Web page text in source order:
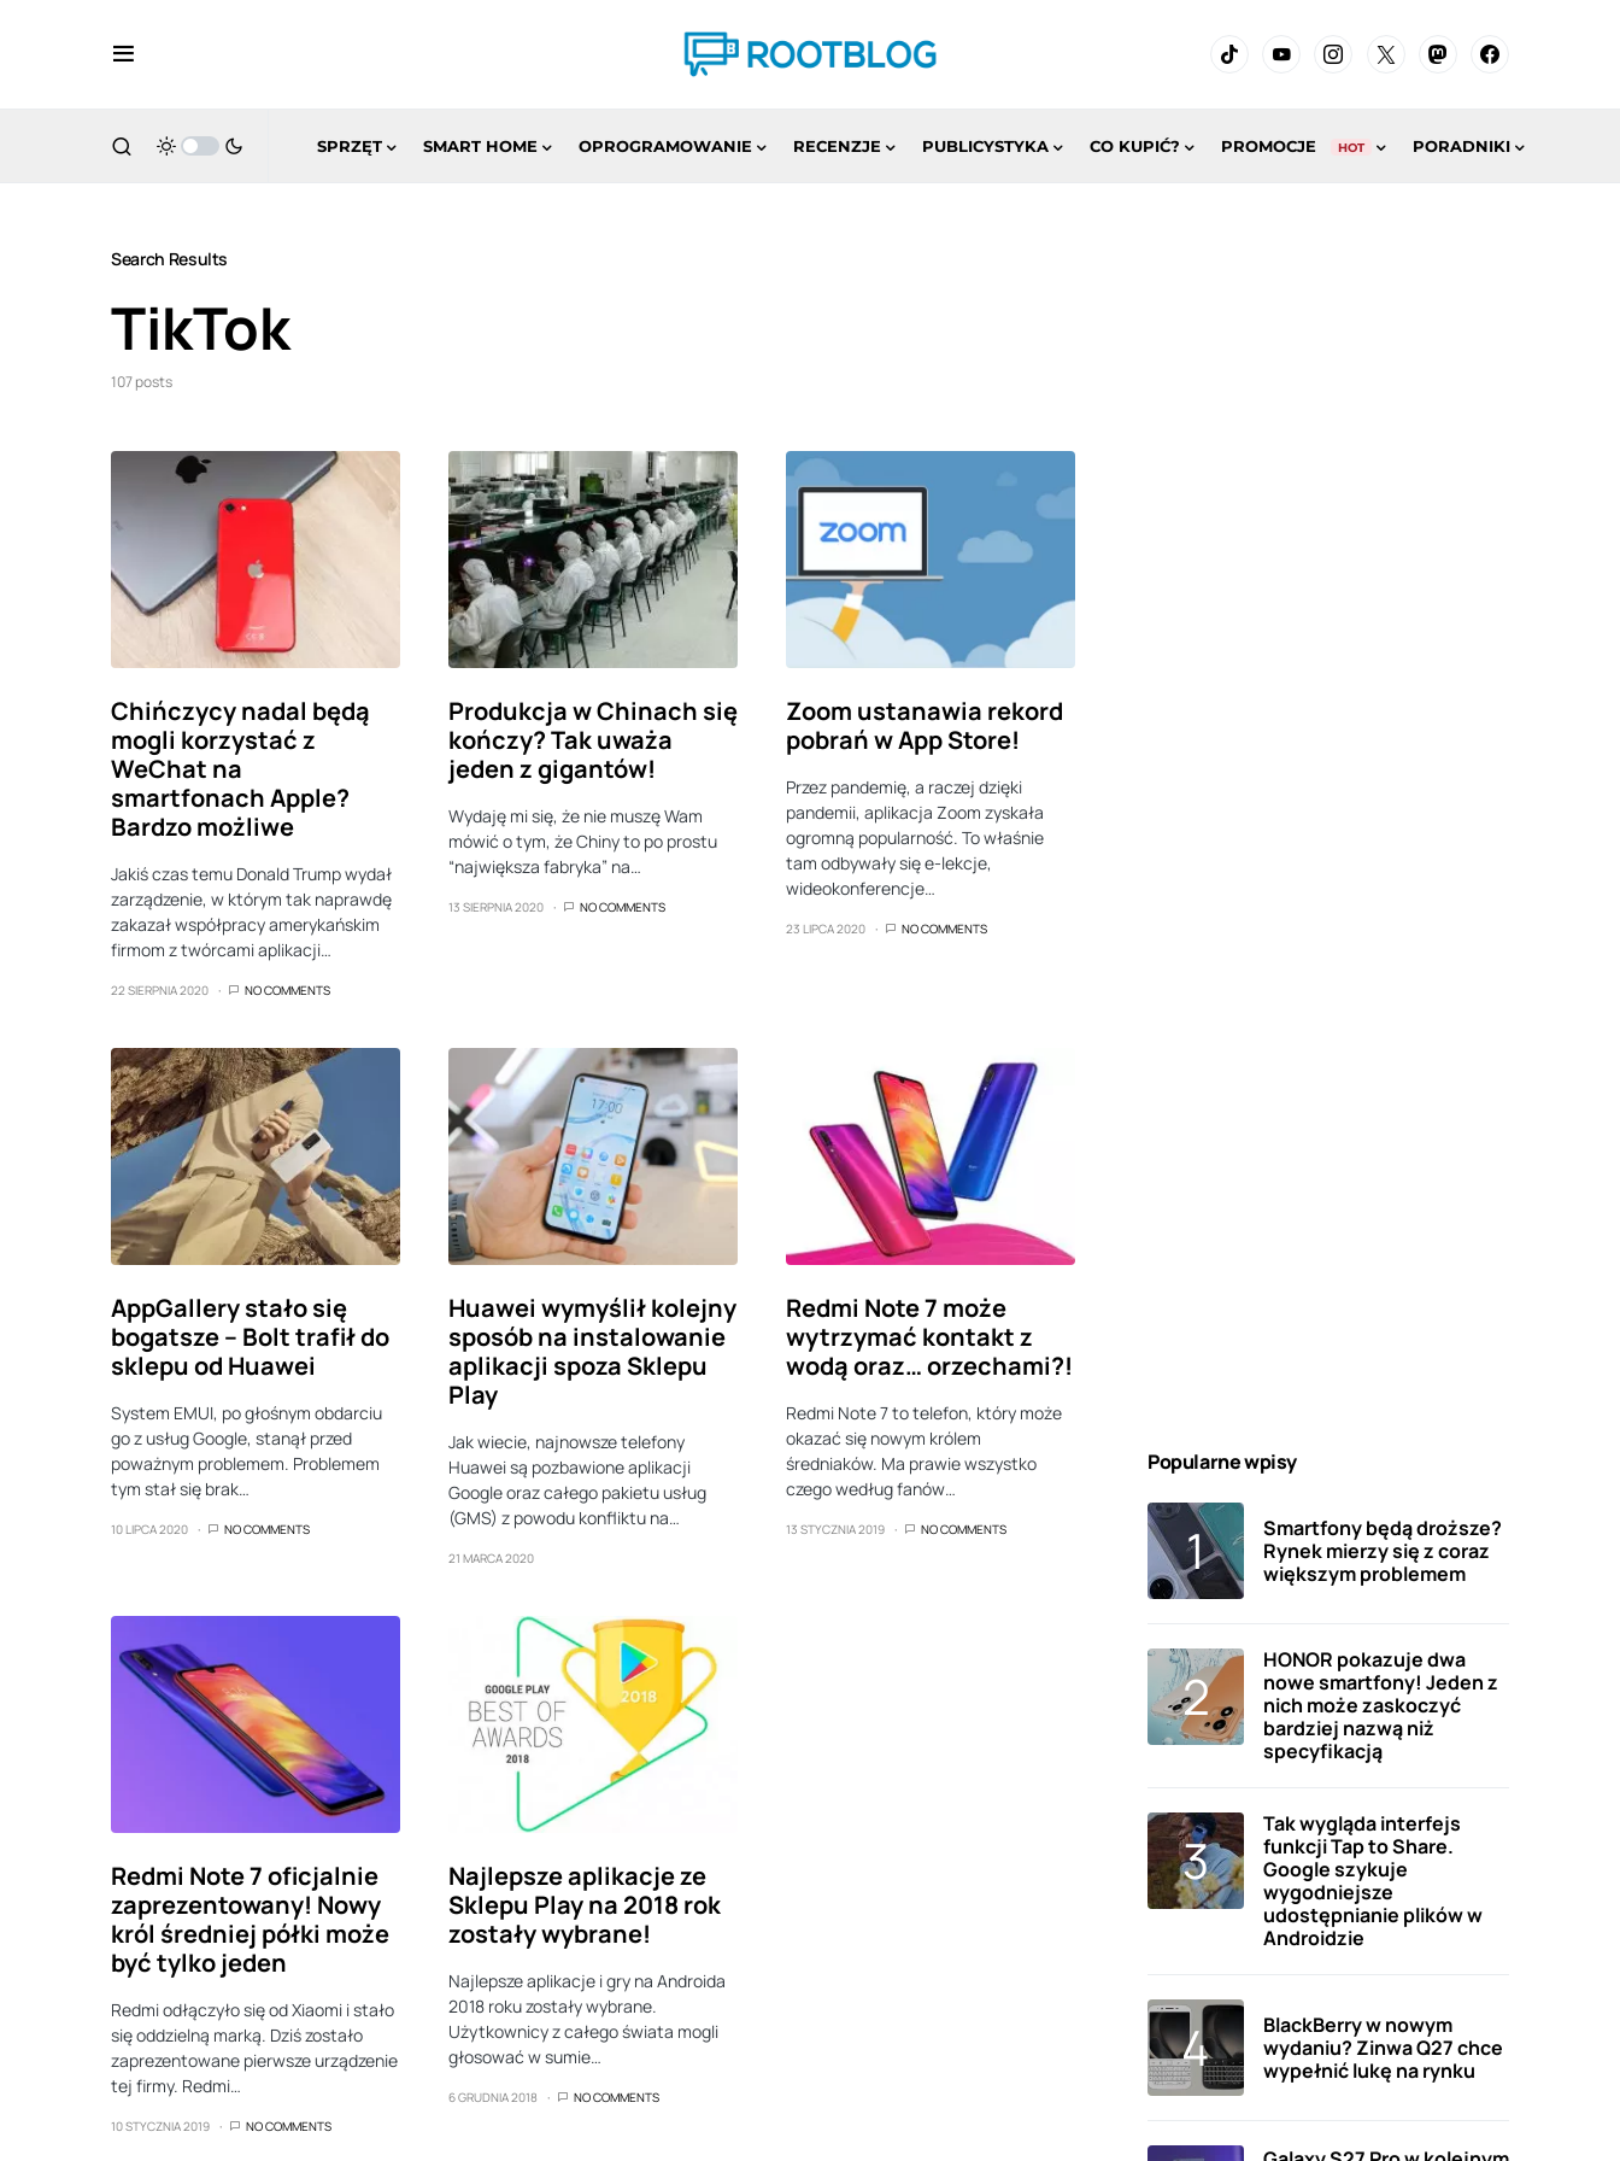
SPRZĘT SMART HOME OPROGRAMOWANIE RECENZJE PUBLICYSTYKA CO KUPIĆ? PROMOCJE HOT PORADNIKI
Search Results
TikTok
107 posts
Chińczycy nadal będą
mogli korzystać z
WeChat na
smartfonach Apple?
Bardzo możliwe
Jakiś czas temu Donald Trump wydał
zarządzenie, w którym tak naprawdę
zakazał współpracy amerykańskim
firmom z twórcami aplikacji…
22 SIERPNIA 2020 NO COMMENTS
Produkcja w Chinach się
kończy? Tak uważa
jeden z gigantów!
Wydaję mi się, że nie muszę Wam
mówić o tym, że Chiny to po prostu
“największa fabryka” na…
13 SIERPNIA 2020 NO COMMENTS
Zoom ustanawia rekord
pobrań w App Store!
Przez pandemię, a raczej dzięki
pandemii, aplikacja Zoom zyskała
ogromną popularność. To właśnie
tam odbywały się e-lekcje,
wideokonferencje…
23 LIPCA 2020 NO COMMENTS
AppGallery stało się
bogatsze – Bolt trafił do
sklepu od Huawei
System EMUI, po głośnym obdarciu
go z usług Google, stanął przed
poważnym problemem. Problemem
tym stał się brak…
10 LIPCA 2020 NO COMMENTS
Huawei wymyślił kolejny
sposób na instalowanie
aplikacji spoza Sklepu
Play
Jak wiecie, najnowsze telefony
Huawei są pozbawione aplikacji
Google oraz całego pakietu usług
(GMS) z powodu konfliktu na…
21 MARCA 2020
Redmi Note 7 może
wytrzymać kontakt z
wodą oraz… orzechami?!
Redmi Note 7 to telefon, który może
okazać się nowym królem
średniaków. Ma prawie wszystko
czego według fanów…
13 STYCZNIA 2019 NO COMMENTS
Redmi Note 7 oficjalnie
zaprezentowany! Nowy
król średniej półki może
być tylko jeden
Redmi odłączyło się od Xiaomi i stało
się oddzielną marką. Dziś zostało
zaprezentowane pierwsze urządzenie
tej firmy. Redmi…
10 STYCZNIA 2019 NO COMMENTS
Najlepsze aplikacje ze
Sklepu Play na 2018 rok
zostały wybrane!
Najlepsze aplikacje i gry na Androida
2018 roku zostały wybrane.
Użytkownicy z całego świata mogli
głosować w sumie…
6 GRUDNIA 2018 NO COMMENTS
Popularne wpisy
Smartfony będą droższe?
Rynek mierzy się z coraz
większym problemem
HONOR pokazuje dwa
nowe smartfony! Jeden z
nich może zaskoczyć
bardziej nazwą niż
specyfikacją
Tak wygląda interfejs
funkcji Tap to Share.
Google szykuje
wygodniejsze
udostępnianie plików w
Androidzie
BlackBerry w nowym
wydaniu? Zinwa Q27 chce
wypełnić lukę na rynku